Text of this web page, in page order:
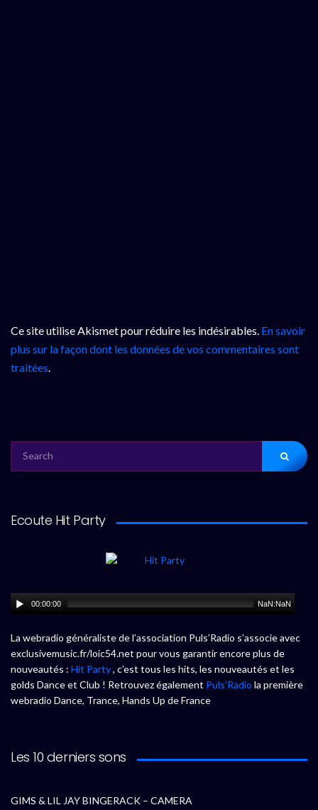
Ce site utilise Akismet pour réduire les indésirables. En savoir
plus sur la façon dont les données de vos commentaires sont
traitées.
FOR:
Ecoute Hit Party
00:00:00 NaN:NaN
La webradio généraliste de l’association Puls’Radio s’associe avec
exclusivemusic.fr/loic54.net pour vous garantir encore plus de
nouveautés : Hit Party, c’est tous les hits, les nouveautés et les
golds Dance et Club ! Retrouvez également Puls’Radio la première
webradio Dance, Trance, Hands Up de France
Les 10 derniers sons
GIMS & LIL JAY BINGERACK – CAMERA